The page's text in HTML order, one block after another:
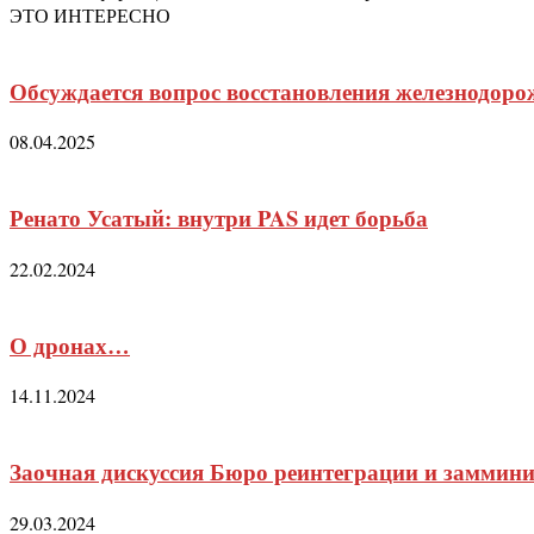
ЭТО ИНТЕРЕСНО
Обсуждается вопрос восстановления
08.04.2025
Ренато Усатый: внутри PAS идет борьба
22.02.2024
О дронах…
14.11.2024
Заочная дискуссия Бюро реинтеграции и
29.03.2024